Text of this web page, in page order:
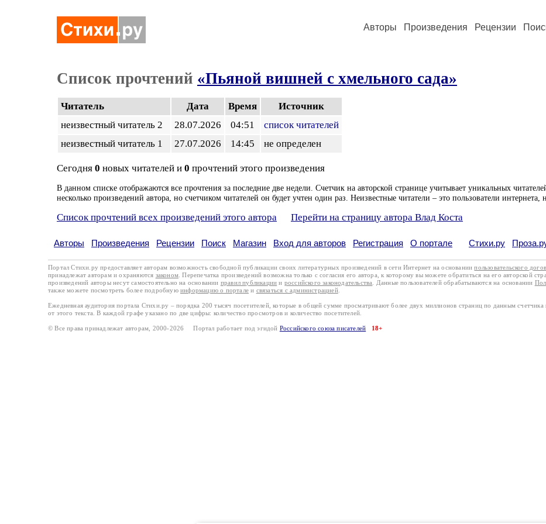
Авторы Произведения Рецензии
Список прочтений «Пьяной вишней с хмельного сада»
Читатель Дата Время
Источник
неизвестный читатель 2
28.07.2026 04:51
список читателей
неизвестный читатель 1
27.07.2026 14:45 не определен
Сегодня 0 новых читателей и 0 прочтений этого произведения
В данном списке отображаются все прочтения за последние две недели. Счетчик на авторской странице учитывает уникальных
несколько произведений автора, но счетчиком читателей он будет учтен один раз. Неизвестные читатели – это пользователи
Список прочтений всех произведений этого автора Перейти на страницу автора Влад Коста
Авторы Произведения Рецензии Поиск Магазин Вход для авторов Регистрация О портале Стихи.ру
Портал Стихи.ру предоставляет авторам возможность свободной публикации своих литературных произведений в сети Интернет на основаниипользовательского
принадлежат авторам и охраняются законом . Перепечатка произведений возможна только с согласия его автора, к которому вы можете обратиться на его авторской
произведений авторы несут самостоятельно на основании правил публикации и российского законодательства . Данные пользователей обрабатываются на основании
также можете посмотреть более подробную информацию о портале и связаться с администрацией.
Ежедневная аудитория портала Стихи.ру – порядка 200 тысяч посетителей, которые в общей сумме просматривают более двух миллионов страниц по данным
от этого текста. В каждой графе указано по две цифры: количество просмотров и количество посетителей.
© Все права принадлежат авторам, 2000-2026 Портал работает под эгидой Российского союза писателей 18+